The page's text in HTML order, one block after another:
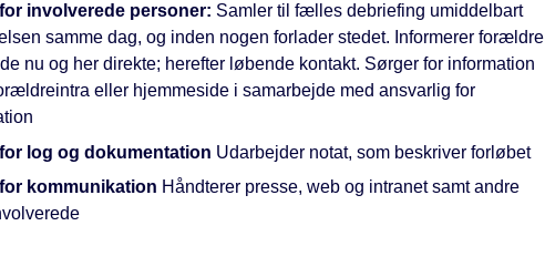
involverede personer: Samler til fælles debriefing umiddelbart
samme dag, og inden nogen forlader stedet. Informerer forældre
nu og her direkte; herefter løbende kontakt. Sørger for information
eller hjemmeside i samarbejde med ansvarlig for
log og dokumentation Udarbejder notat, som beskriver forløbet
kommunikation Håndterer presse, web og intranet samt andre